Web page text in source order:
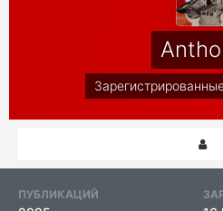
ПУБЛИКАЦИЙ